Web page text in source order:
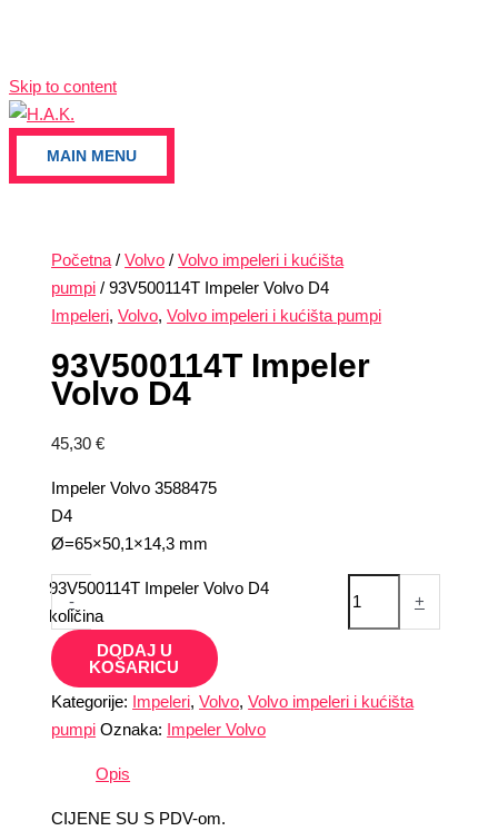
Skip to content
MAIN MENU
Početna /Volvo /Volvo impeleri i kućišta
pumpi / 93V500114T Impeler Volvo D4
Impeleri,Volvo,Volvo impeleri i kućišta pumpi
93V500114T Impeler
Volvo D4
45,30€
Impeler Volvo 3588475
D4
Ø=65×50,1×14,3 mm
-
93V500114T Impeler Volvo D4
količina
+
DODAJ U
KOŠARICU
Kategorije: Impeleri,Volvo,Volvo impeleri i kućišta
pumpi Oznaka: Impeler Volvo
Opis
CIJENE SU S PDV-om.